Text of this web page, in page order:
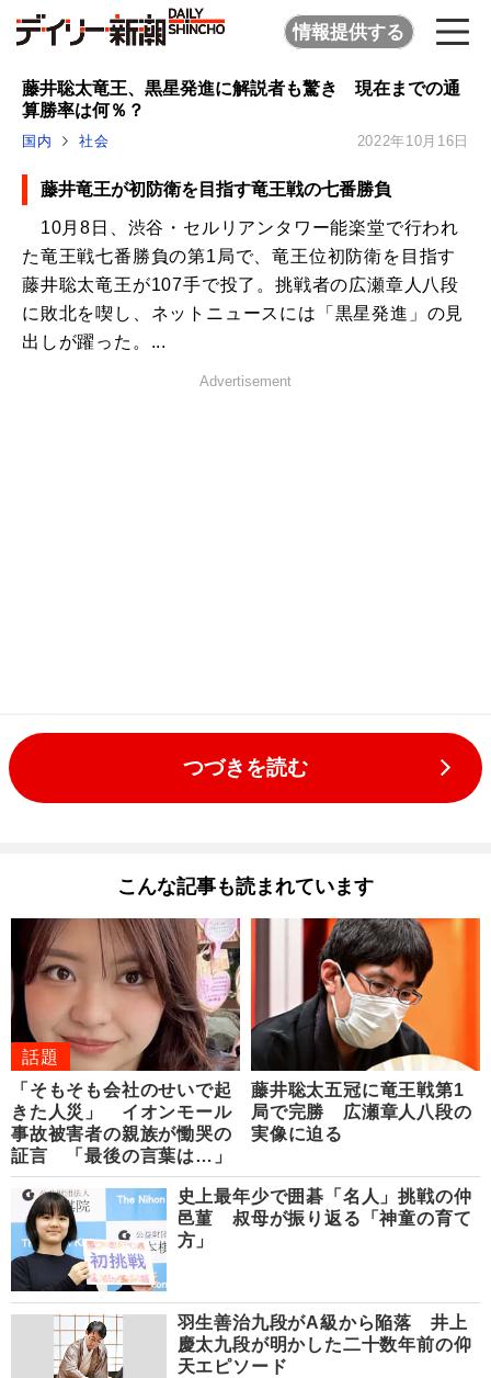
情報提供する
藤井聡太竜王、黒星発進に解説者も驚き 現在までの通
算勝率は何％？
国内 社会 2022年10月16日
藤井竜王が初防衛を目指す竜王戦の七番勝負
10月8日、渋谷・セルリアンタワー能楽堂で行われ
た竜王戦七番勝負の第1局で、竜王位初防衛を目指す
藤井聡太竜王が107手で投了。挑戦者の広瀬章人八段
に敗北を喫し、ネットニュースには「黒星発進」の見
出しが躍った。...
Advertisement
つづきを読む
こんな記事も読まれています
話題
「そもそも会社のせいで起
きた人災」 イオンモール
事故被害者の親族が慟哭の
証言 「最後の言葉は…」
藤井聡太五冠に竜王戦第1
局で完勝 広瀬章人八段の
実像に迫る
史上最年少で囲碁「名人」挑戦の仲
邑菫 叔母が振り返る「神童の育て
方」
羽生善治九段がA級から陥落 井上
慶太九段が明かした二十数年前の仰
天エピソード